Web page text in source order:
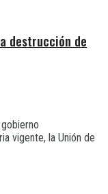
destrucción de
vigente, la Unión de